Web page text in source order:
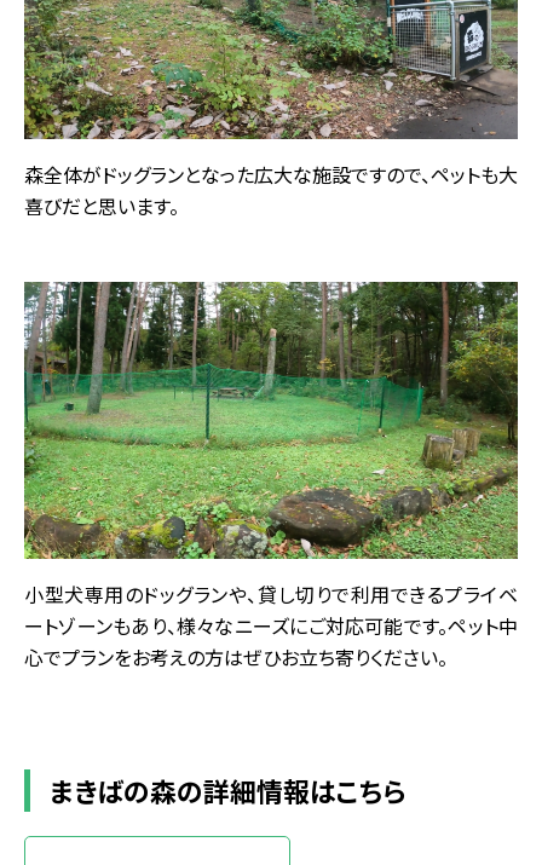
森全体がドッグランとなった広大な施設ですので、ペットも大
喜びだと思います。
小型犬専用のドッグランや、貸し切りで利用できるプライベ
ートゾーンもあり、様々なニーズにご対応可能です。ペット中
心でプランをお考えの方はぜひお立ち寄りください。
まきばの森の詳細情報はこちら